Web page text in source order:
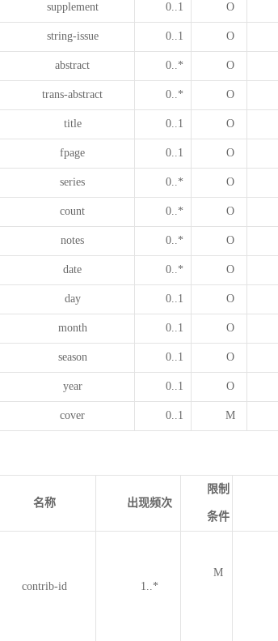
supplement 0..1 O
string-issue 0..1 O
abstract 0..* O
trans-abstract 0..* O
title 0..1 O
fpage 0..1 O
series 0..* O
count 0..* O
notes 0..* O
date 0..* O
day 0..1 O
month 0..1 O
season 0..1 O
year 0..1 O
cover 0..1 M
名称 出现频次
限制
条件
contrib-id 1..*
M